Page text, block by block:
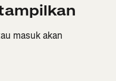
masuk akan